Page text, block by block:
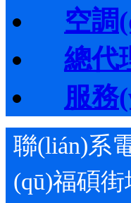
空調
總代
服務
聯(lián)系
(qū)福碩